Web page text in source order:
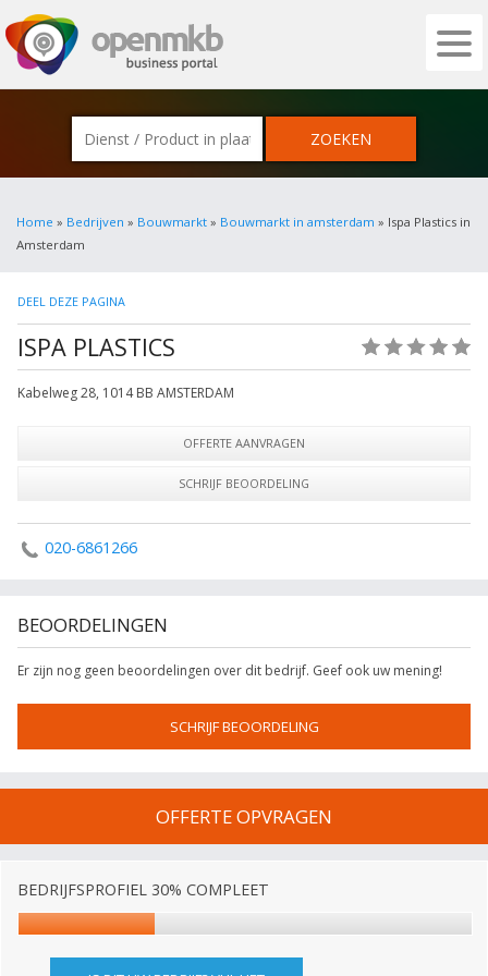
OPENMKB - DE ZAKELIJKE PORTAL
Home » Bedrijven » Bouwmarkt » Bouwmarkt in amsterdam » Ispa Plastics in
Amsterdam
DEEL DEZE PAGINA
ISPA PLASTICS
Kabelweg 28, 1014 BB AMSTERDAM
OFFERTE AANVRAGEN
SCHRIJF BEOORDELING
020-6861266
BEOORDELINGEN
Er zijn nog geen beoordelingen over dit bedrijf. Geef ook uw mening!
SCHRIJF BEOORDELING
OFFERTE OPVRAGEN
BEDRIJFSPROFIEL 30% COMPLEET